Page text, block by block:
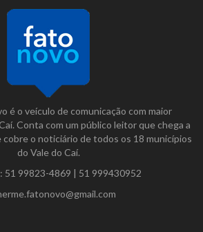
é o veículo de comunicação com maior
Conta com um público leitor que chega a
cobre o noticiário de todos os 18 municípios
do Vale do Caí.
51 99823-4869 | 51 999430952